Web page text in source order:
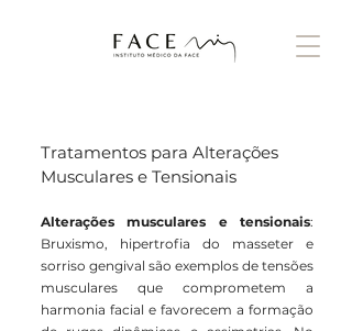
Tratamentos para Alterações
Musculares e Tensionais
Alterações musculares e tensionais:
Bruxismo, hipertrofia do masseter e
sorriso gengival são exemplos de tensões
musculares que comprometem a
harmonia facial e favorecem a formação